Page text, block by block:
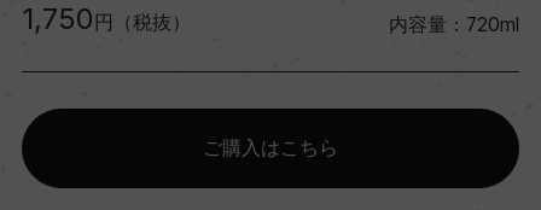
1,750 円（税抜） 内容量：720ml
ご購入はこちら